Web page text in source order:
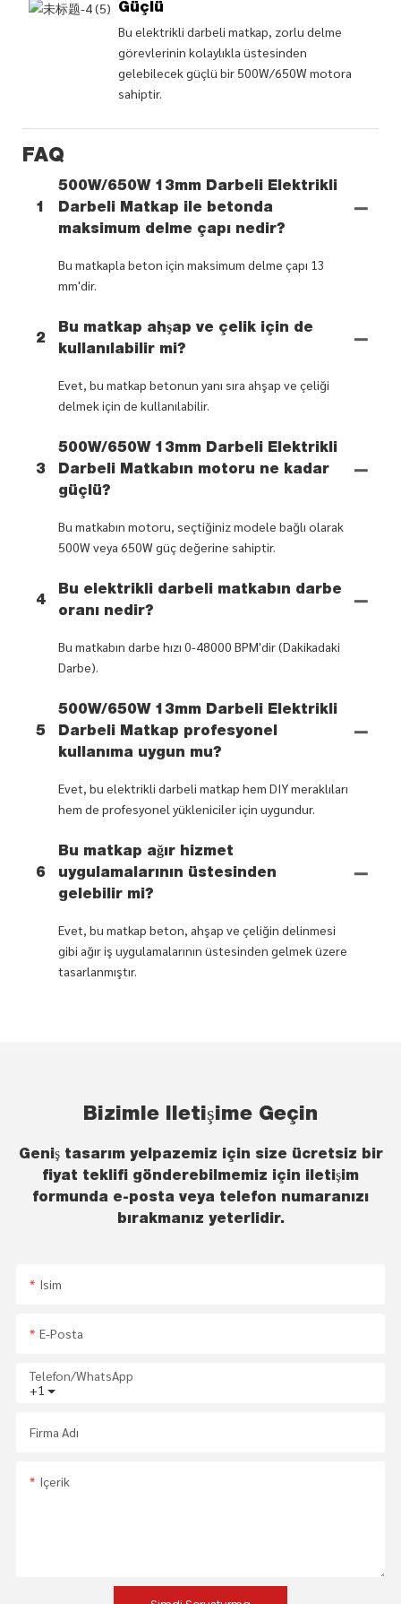
Güçlü
Bu elektrikli darbeli matkap, zorlu delme
görevlerinin kolaylıkla üstesinden
gelebilecek güçlü bir 500W/650W motora
sahiptir.
FAQ
1
500W/650W 13mm Darbeli Elektrikli
Darbeli Matkap ile betonda
maksimum delme çapı nedir?
Bu matkapla beton için maksimum delme çapı 13
mm'dir.
2
Bu matkap ahşap ve çelik için de
kullanılabilir mi?
Evet, bu matkap betonun yanı sıra ahşap ve çeliği
delmek için de kullanılabilir.
3
500W/650W 13mm Darbeli Elektrikli
Darbeli Matkabın motoru ne kadar
güçlü?
Bu matkabın motoru, seçtiğiniz modele bağlı olarak
500W veya 650W güç değerine sahiptir.
4
Bu elektrikli darbeli matkabın darbe
oranı nedir?
Bu matkabın darbe hızı 0-48000 BPM'dir (Dakikadaki
Darbe).
5
500W/650W 13mm Darbeli Elektrikli
Darbeli Matkap profesyonel
kullanıma uygun mu?
Evet, bu elektrikli darbeli matkap hem DIY meraklıları
hem de profesyonel yükleniciler için uygundur.
6
Bu matkap ağır hizmet
uygulamalarının üstesinden
gelebilir mi?
Evet, bu matkap beton, ahşap ve çeliğin delinmesi
gibi ağır iş uygulamalarının üstesinden gelmek üzere
tasarlanmıştır.
Bizimle Iletişime Geçin
Geniş tasarım yelpazemiz için size ücretsiz bir
fiyat teklifi gönderebilmemiz için iletişim
formunda e-posta veya telefon numaranızı
bırakmanız yeterlidir.
Isim
E-Posta
+1
Telefon/WhatsApp
Firma Adı
Içerik